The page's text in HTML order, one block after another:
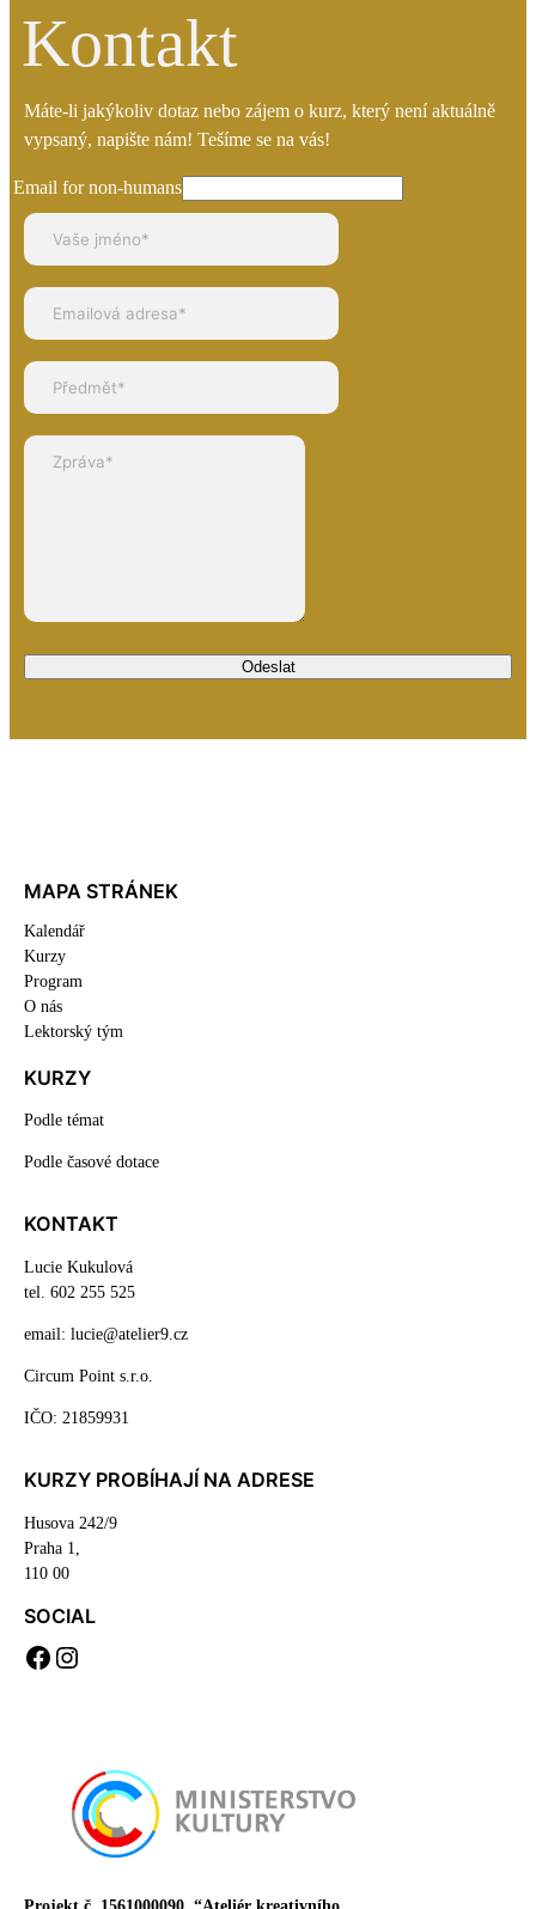
Kontakt
Máte-li jakýkoliv dotaz nebo zájem o kurz, který není aktuálně
vypsaný, napište nám! Tešíme se na vás!
Email for non-humans
Odeslat
MAPA STRÁNEK
Kalendář
Kurzy
Program
O nás
Lektorský tým
KURZY
Podle témat
Podle časové dotace
KONTAKT
Lucie Kukulová
tel. 602 255 525
email: lucie@atelier9.cz
Circum Point s.r.o.
IČO: 21859931
KURZY PROBÍHAJÍ NA ADRESE
Husova 242/9
Praha 1,
110 00
SOCIAL
F
g
r
a
m